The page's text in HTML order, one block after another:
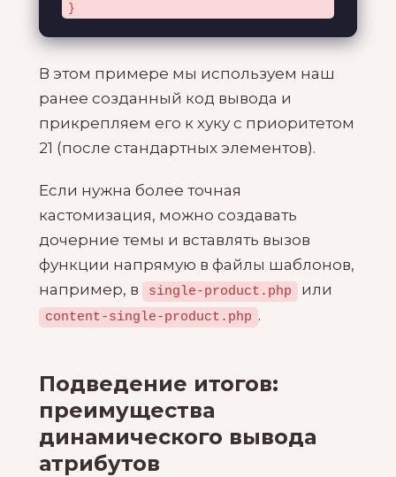
}
В этом примере мы используем наш
ранее созданный код вывода и
прикрепляем его к хуку с приоритетом
21 (после стандартных элементов).
Если нужна более точная
кастомизация, можно создавать
дочерние темы и вставлять вызов
функции напрямую в файлы шаблонов,
например, в
single-product.php или
content-single-product.php .
Подведение итогов:
преимущества
динамического вывода
атрибутов